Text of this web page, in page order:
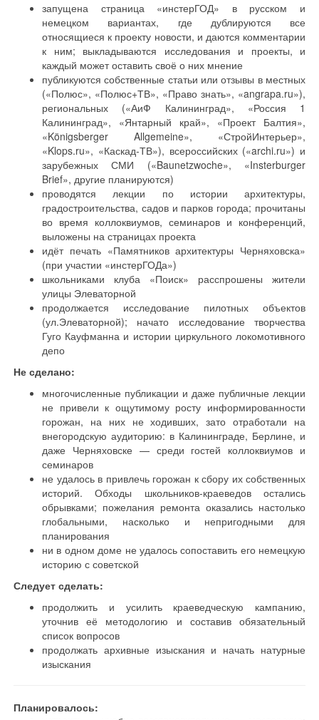
запущена страница «инстерГОД» в русском и
немецком вариантах, где дублируются все
относящиеся к проекту новости, и даются комментарии
к ним; выкладываются исследования и проекты, и
каждый может оставить своё о них мнение
публикуются собственные статьи или отзывы в местных
(«Полюс», «Полюс+ТВ», «Право знать», «angrapa.ru»),
региональных («АиФ Калининград», «Россия 1
Калининград», «Янтарный край», «Проект Балтия»,
«Königsberger Allgemeine», «СтройИнтерьер»,
«Klops.ru», «Каскад-ТВ»), всероссийских («archi.ru») и
зарубежных СМИ («Baunetzwoche», «Insterburger
Brief», другие планируются)
проводятся лекции по истории архитектуры,
градостроительства, садов и парков города; прочитаны
во время коллоквиумов, семинаров и конференций,
выложены на страницах проекта
идёт печать «Памятников архитектуры Черняховска»
(при участии «инстерГОДа»)
школьниками клуба «Поиск» расспрошены жители
улицы Элеваторной
продолжается исследование пилотных объектов
(ул.Элеваторной); начато исследование творчества
Гуго Кауфманна и истории циркульного локомотивного
депо
Не сделано:
многочисленные публикации и даже публичные лекции
не привели к ощутимому росту информированности
горожан, на них не ходивших, зато отработали на
внегородскую аудиторию: в Калининграде, Берлине, и
даже Черняховске — среди гостей коллоквиумов и
семинаров
не удалось в привлечь горожан к сбору их собственных
историй. Обходы школьников-краеведов остались
обрывками; пожелания ремонта оказались настолько
глобальными, насколько и непригодными для
планирования
ни в одном доме не удалось сопоставить его немецкую
историю с советской
Следует сделать:
продолжить и усилить краеведческую кампанию,
уточнив её методологию и составив обязательный
список вопросов
продолжать архивные изыскания и начать натурные
изыскания
Планировалось: